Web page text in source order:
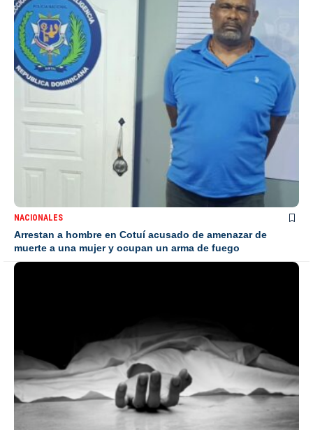
NACIONALES
Arrestan a hombre en Cotuí acusado de amenazar de
muerte a una mujer y ocupan un arma de fuego